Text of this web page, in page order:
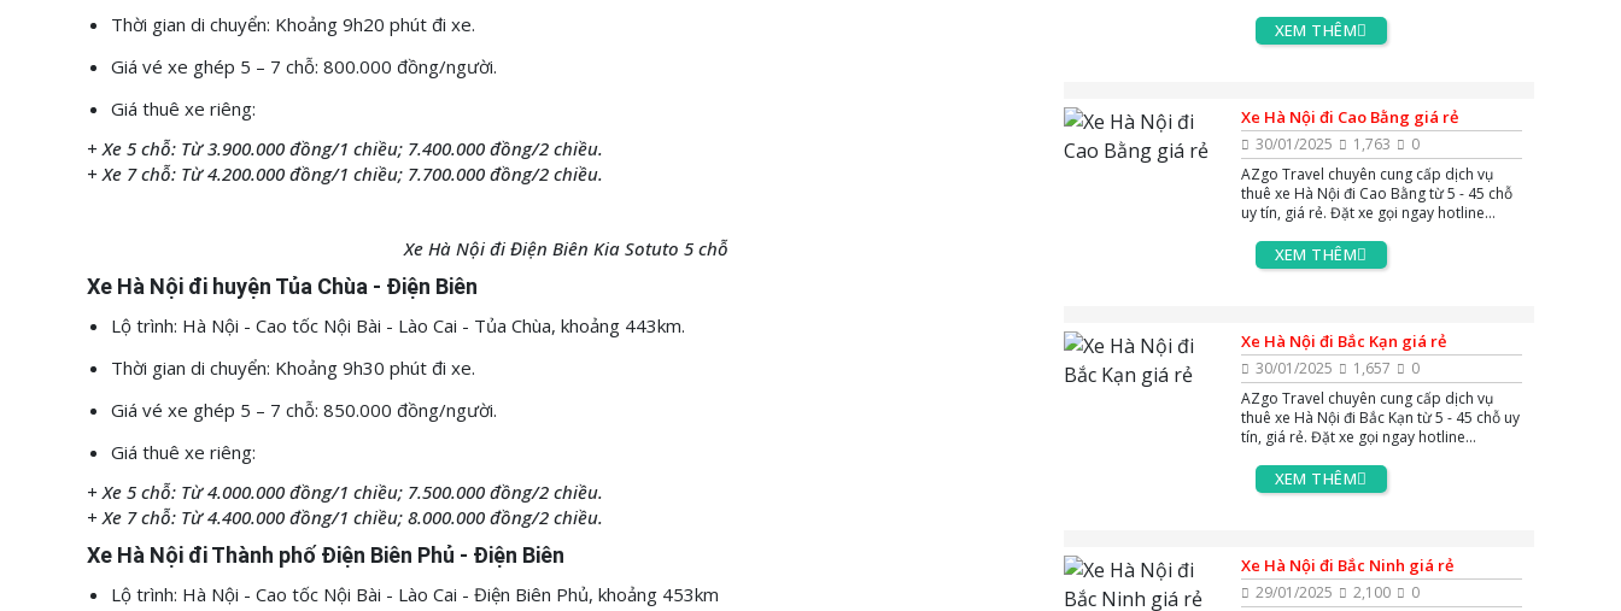
Thời gian di chuyển: Khoảng 9h20 phút đi xe.
Giá vé xe ghép 5 – 7 chỗ: 800.000 đồng/người.
Giá thuê xe riêng:
+ Xe 5 chỗ: Từ 3.900.000 đồng/1 chiều; 7.400.000 đồng/2 chiều.
+ Xe 7 chỗ: Từ 4.200.000 đồng/1 chiều; 7.700.000 đồng/2 chiều.
Xe Hà Nội đi Điện Biên Kia Sotuto 5 chỗ
Xe Hà Nội đi huyện Tủa Chùa - Điện Biên
Lộ trình: Hà Nội - Cao tốc Nội Bài - Lào Cai - Tủa Chùa, khoảng 443km.
Thời gian di chuyển: Khoảng 9h30 phút đi xe.
Giá vé xe ghép 5 – 7 chỗ: 850.000 đồng/người.
Giá thuê xe riêng:
+ Xe 5 chỗ: Từ 4.000.000 đồng/1 chiều; 7.500.000 đồng/2 chiều.
+ Xe 7 chỗ: Từ 4.400.000 đồng/1 chiều; 8.000.000 đồng/2 chiều.
Xe Hà Nội đi Thành phố Điện Biên Phủ - Điện Biên
Lộ trình: Hà Nội - Cao tốc Nội Bài - Lào Cai - Điện Biên Phủ, khoảng 453km
để được tư vấn miễn phí 24/7.
XEM THÊM
Xe Hà Nội đi Cao Bằng giá rẻ
30/01/2025 1,763
0
AZgo Travel chuyên cung cấp dịch vụ
thuê xe Hà Nội đi Cao Bằng từ 5 - 45 chỗ
uy tín, giá rẻ. Đặt xe gọi ngay hotline
để được tư vấn miễn phí 24/7.
XEM THÊM
Xe Hà Nội đi Bắc Kạn giá rẻ
30/01/2025 1,657
0
AZgo Travel chuyên cung cấp dịch vụ
thuê xe Hà Nội đi Bắc Kạn từ 5 - 45 chỗ uy
tín, giá rẻ. Đặt xe gọi ngay hotline
để được tư vấn miễn phí 24/7.
XEM THÊM
Xe Hà Nội đi Bắc Ninh giá rẻ
29/01/2025 2,100
0